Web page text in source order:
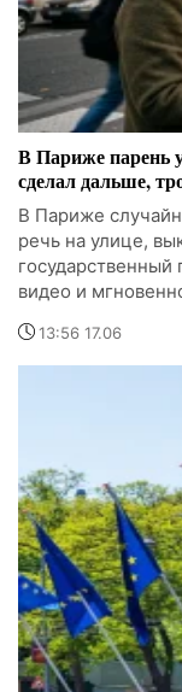
В Париже парень
сделал дальше,
В Париже
речь на улице,
видео и
13:56 17.06